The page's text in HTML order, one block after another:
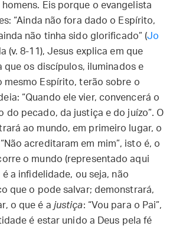
Eis porque o evangelista
“Ainda não fora dado o Espírito,
não tinha sido glorificado” (Jo
(v. 8-11), Jesus explica em que
que os discípulos, iluminados e
mesmo Espírito, terão sobre o
“Quando ele vier, convencerá o
do pecado, da justiça e do juízo”. O
ao mundo, em primeiro lugar, o
acreditaram em mim”, isto é, o
o mundo (representado aqui
a infidelidade, ou seja, não
que o pode salvar; demonstrará,
o que é a justiça: “Vou para o Pai”,
é estar unido a Deus pela fé